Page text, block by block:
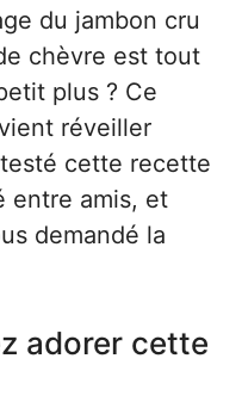
du jambon cru
chèvre est tout
plus ? Ce
réveiller
cette recette
entre amis, et
demandé la
adorer cette